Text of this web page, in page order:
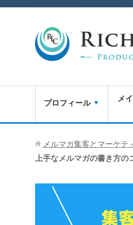
プロフィール
メ
メルマガ集客とマーケテ
上手なメルマガの書き方の